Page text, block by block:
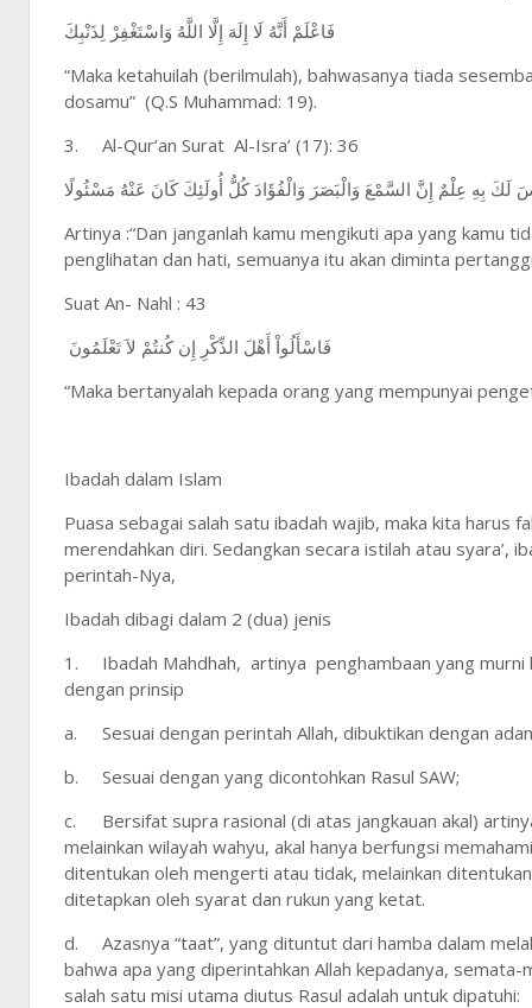
“Maka ketahuilah (berilmulah), bahwasanya tiada
dosamu” (Q.S Muhammad: 19).
3.
Al-Qur’an Surat Al-Isra’ (17): 36
Artinya :“Dan janganlah kamu mengikuti apa yang kamu
penglihatan dan hati, semuanya itu akan diminta
Suat An- Nahl : 43
فَاسْأَلُواْ أَهْلَ الذِّكْرِ إِن كُنتُمْ لاَ تَعْلَمُونَ
“Maka bertanyalah kepada orang yang mempunyai
Ibadah dalam Islam
Puasa sebagai salah satu ibadah wajib, maka kita harus
merendahkan diri. Sedangkan secara istilah atau syara’,
perintah-Nya,
Ibadah dibagi dalam 2 (dua) jenis
1.
Ibadah Mahdhah, artinya penghambaan yang murni
dengan prinsip
a.
Sesuai dengan perintah Allah, dibuktikan dengan
b.
Sesuai dengan yang dicontohkan Rasul SAW;
c.
Bersifat supra rasional (di atas jangkauan akal)
melainkan wilayah wahyu, akal hanya berfungsi
ditentukan oleh mengerti atau tidak, melainkan
ditetapkan oleh syarat dan rukun yang ketat.
d.
Azasnya “taat”, yang dituntut dari hamba dalam
bahwa apa yang diperintahkan Allah kepadanya,
salah satu misi utama diutus Rasul adalah untuk dipatuhi: